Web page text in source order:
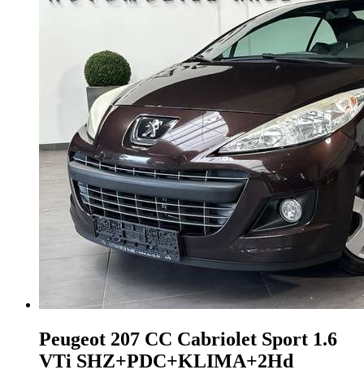
Peugeot 207 CC Cabriolet Sport 1.6
VTi SHZ+PDC+KLIMA+2Hd